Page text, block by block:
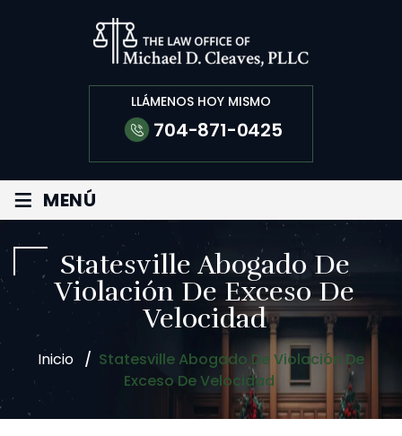
LLÁMENOS HOY MISMO
704-871-0425
≡ MENÚ
Statesville Abogado De
Violación De Exceso De
Velocidad
Inicio / Statesville Abogado De Violación De
Exceso De Velocidad